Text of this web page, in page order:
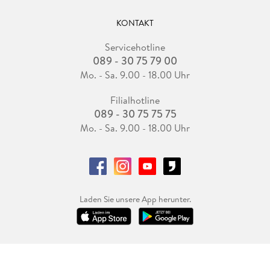
KONTAKT
Servicehotline
089 - 30 75 79 00
Mo. - Sa. 9.00 - 18.00 Uhr
Filialhotline
089 - 30 75 75 75
Mo. - Sa. 9.00 - 18.00 Uhr
Laden Sie unsere App herunter.